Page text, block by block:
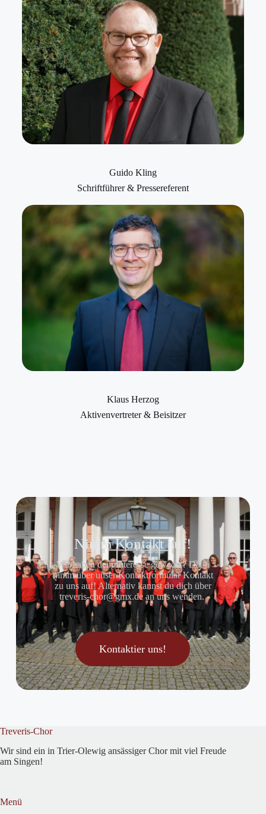
Guido Kling
Schriftführer & Pressereferent
Klaus Herzog
Aktivenvertreter & Beisitzer
Nimm Kontakt auf!
Wir haben dein Interesse geweckt? Dann
nimm über unser Kontaktformular Kontakt
zu uns auf! Alternativ kannst du dich über
treveris-chor@gmx.de an uns wenden.
Kontaktier uns!
Treveris-Chor
Wir sind ein in Trier-Olewig ansässiger Chor mit viel Freude
am Singen!
Menü